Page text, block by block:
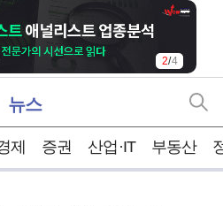
2/4
뉴스
제 증권 산업·IT 부동산